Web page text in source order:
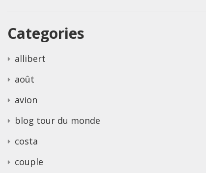
Categories
allibert
août
avion
blog tour du monde
costa
couple